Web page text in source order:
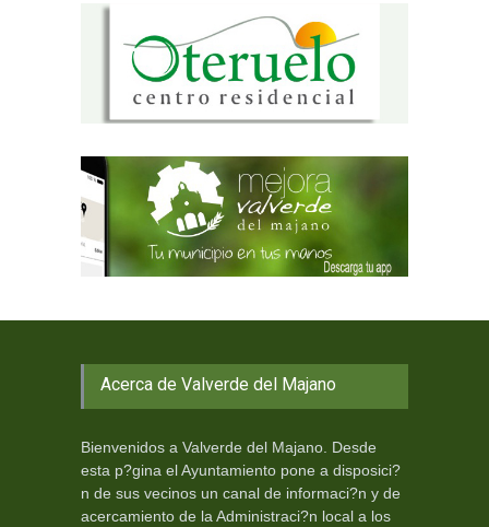
Acerca de Valverde del Majano
Bienvenidos a Valverde del Majano. Desde
esta p?gina el Ayuntamiento pone a disposici?
n de sus vecinos un canal de informaci?n y de
acercamiento de la Administraci?n local a los